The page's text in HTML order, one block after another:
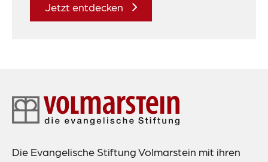
Jetzt entdecken
Footer-
Navigation
Die Evangelische Stiftung Volmarstein mit ihren